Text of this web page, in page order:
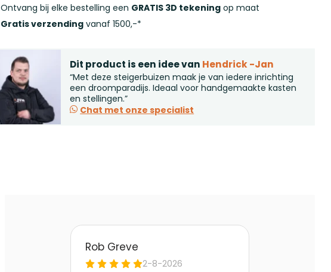
Ontvang bij elke bestelling een GRATIS 3D tekening op maat
Gratis verzending vanaf 1500,-*
Dit product is een idee van Hendrick -Jan
“Met deze steigerbuizen maak je van iedere inrichting
een droomparadijs. Ideaal voor handgemaakte kasten
en stellingen.”
Chat met onze specialist